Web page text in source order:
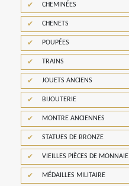
CHEMINÉES
CHENETS
POUPÉES
TRAINS
JOUETS ANCIENS
BIJOUTERIE
MONTRE ANCIENNES
STATUES DE BRONZE
VIEILLES PIÈCES DE MONNAIE
MÉDAILLES MILITAIRE